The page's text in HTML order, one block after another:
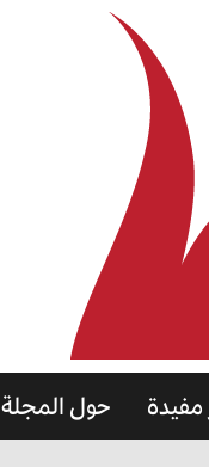
مفيدة حول المجلة